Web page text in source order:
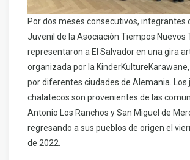
Por dos meses consecutivos, integrantes
Juvenil de la Asociación Tiempos Nuevos
representaron a El Salvador en una gira
organizada por la
por diferentes ciudades de Alemania. Los
chalatecos son provenientes de las
Antonio Los Ranchos y San Miguel de
regresando a sus pueblos de origen el
de 2022.